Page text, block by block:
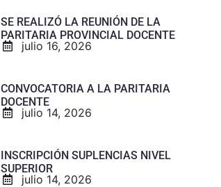
SE REALIZÓ LA REUNIÓN DE LA
PARITARIA PROVINCIAL DOCENTE
julio 16, 2026
CONVOCATORIA A LA PARITARIA
DOCENTE
julio 14, 2026
INSCRIPCIÓN SUPLENCIAS NIVEL
SUPERIOR
julio 14, 2026